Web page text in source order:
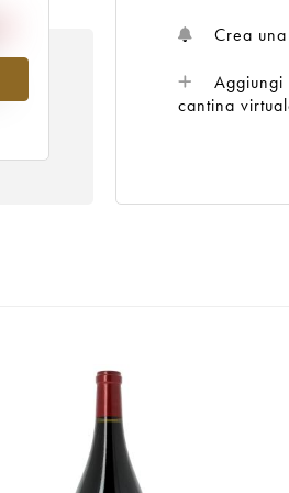
Crea
Aggiungi
cantina